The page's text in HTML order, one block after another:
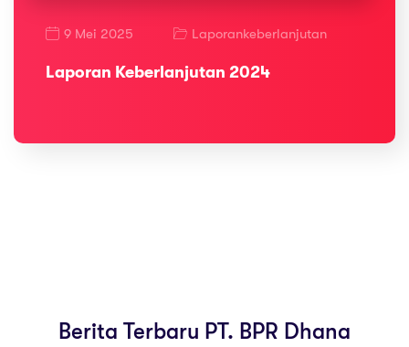
9 Mei 2025 Laporankeberlanjutan
Laporan Keberlanjutan 2024
Berita Terbaru PT. BPR Dhana